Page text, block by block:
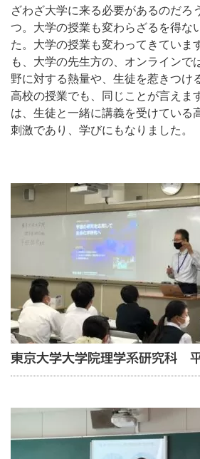
ざわざ大学に来る必要があるのだろ
つ。大学の授業も変わらざるを得な
た。大学の授業も変わってきていま
も、大学の先生方の、オンラインで
野に対する熱量や、生徒を惹きつけ
高校の授業でも、同じことが言えま
は、生徒と一緒に講義を受けている
刺激であり、学びにもなりました。
東京大学大学院理学系研究科